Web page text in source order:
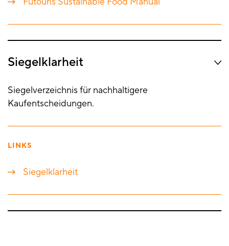
Siegelklarheit
Siegelverzeichnis für nachhaltigere
Kaufentscheidungen.
LINKS
Siegelklarheit